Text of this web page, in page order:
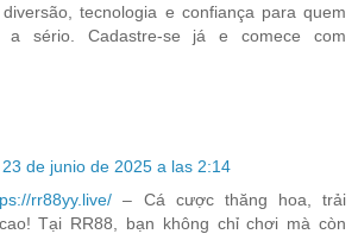
tecnologia e confiança para quem
a sério. Cadastre-se já e comece com
23 de junio de 2025 a las 2:14
rr88yy.live/ – Cá cược thăng hoa, trải
Tại RR88, bạn không chỉ chơi mà còn